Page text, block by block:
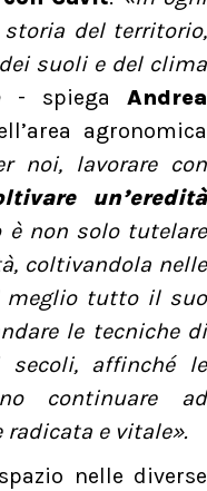
del territorio,
suoli e del clima
- spiegaAndrea
agronomica
noi, lavorare con
un’eredità
non solo tutelare
coltivandola nelle
meglio tutto il suo
le tecniche di
secoli, affinché le
continuare ad
radicata e vitale».
nelle diverse